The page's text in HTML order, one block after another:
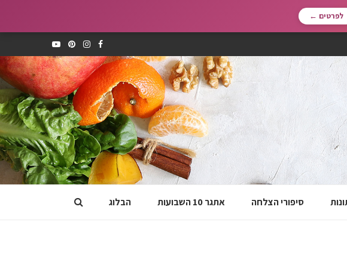
לפרטים ←
סיפורי הצלחה אתגר 10 השבועות הבלוג